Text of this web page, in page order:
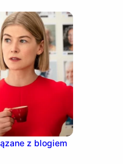
z blogiem